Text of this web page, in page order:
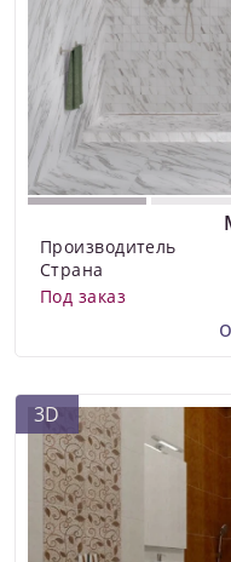
Производитель
Страна
Под заказ
3D